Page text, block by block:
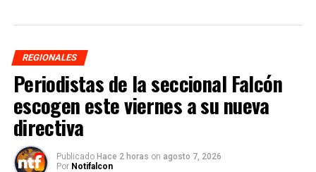
REGIONALES
Periodistas de la seccional Falcón
escogen este viernes a su nueva
directiva
Publicado Hace 2 horas on agosto 7, 2026
Por Notifalcon